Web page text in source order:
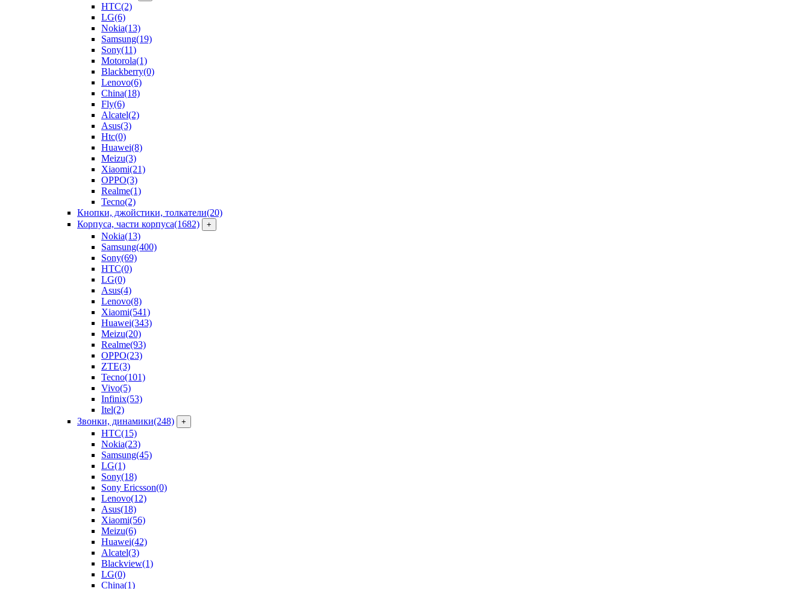
HTC(2)
LG(6)
Nokia(13)
Samsung(19)
Sony(11)
Motorola(1)
Blackberry(0)
Lenovo(6)
China(18)
Fly(6)
Alcatel(2)
Asus(3)
Htc(0)
Huawei(8)
Meizu(3)
Xiaomi(21)
OPPO(3)
Realme(1)
Tecno(2)
Кнопки, джойстики, толкатели(20)
Корпуса, части корпуса(1682) +
Nokia(13)
Samsung(400)
Sony(69)
HTC(0)
LG(0)
Asus(4)
Lenovo(8)
Xiaomi(541)
Huawei(343)
Meizu(20)
Realme(93)
OPPO(23)
ZTE(3)
Tecno(101)
Vivo(5)
Infinix(53)
Itel(2)
Звонки, динамики(248) +
HTC(15)
Nokia(23)
Samsung(45)
LG(1)
Sony(18)
Sony Ericsson(0)
Lenovo(12)
Asus(18)
Xiaomi(56)
Meizu(6)
Huawei(42)
Alcatel(3)
Blackview(1)
LG(0)
China(1)